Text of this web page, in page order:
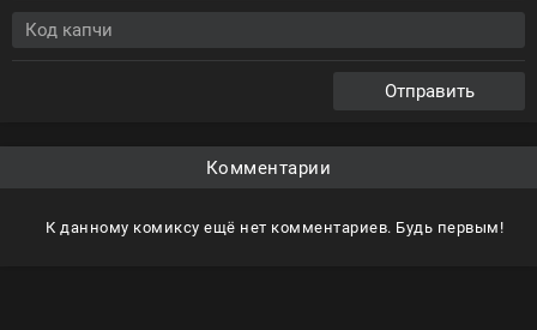
Отправить
Комментарии
К данному комиксу ещё нет комментариев. Будь первым!